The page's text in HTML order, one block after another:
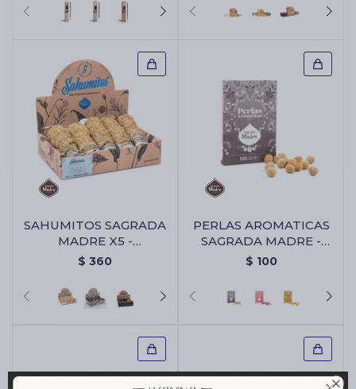

SAHUMITOS SAGRADA
MADRE X5 -
Calendula/manzanilla
$ 360
PERLAS AROMATICAS
SAGRADA MADRE -
Coco
$ 100